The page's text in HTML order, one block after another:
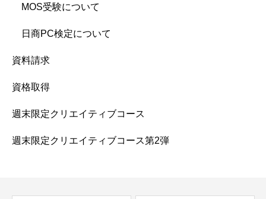
MOS受験について
日商PC検定について
資料請求
資格取得
週末限定クリエイティブコース
週末限定クリエイティブコース第2弾